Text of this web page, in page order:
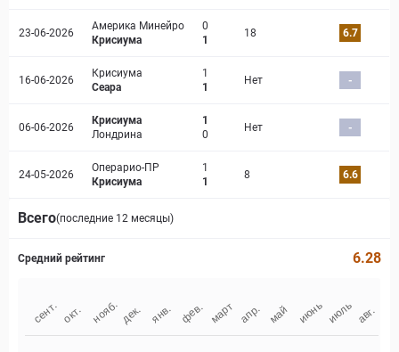
23-06-2026
Америка Минейро
Крисиума
0
1
18 6.7
16-06-2026
Крисиума
Сеара
1
1
Нет -
06-06-2026
Крисиума
Лондрина
1
0
Нет -
24-05-2026
Операрио-ПР
Крисиума
1
1
8 6.6
Всего(последние 12 месяцы)
Средний рейтинг 6.28